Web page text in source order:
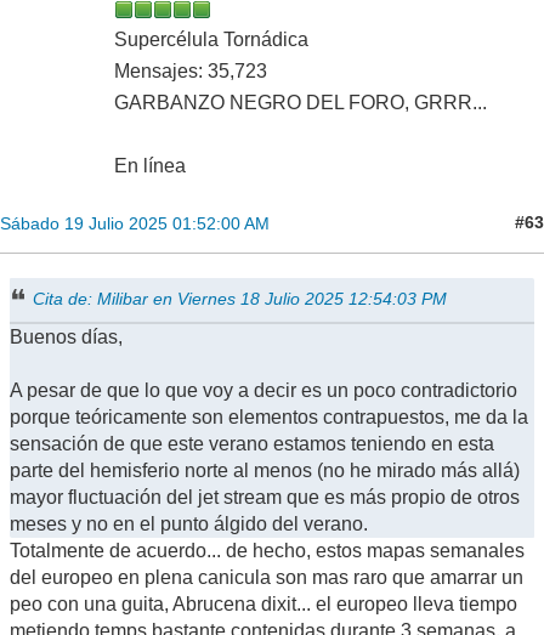
Supercélula Tornádica
Mensajes: 35,723
GARBANZO NEGRO DEL FORO, GRRR...
En línea
Sábado 19 Julio 2025 01:52:00 AM #63
Cita de: Milibar en Viernes 18 Julio 2025 12:54:03 PM
Buenos días,
A pesar de que lo que voy a decir es un poco contradictorio
porque teóricamente son elementos contrapuestos, me da la
sensación de que este verano estamos teniendo en esta
parte del hemisferio norte al menos (no he mirado más allá)
mayor fluctuación del jet stream que es más propio de otros
meses y no en el punto álgido del verano.
Totalmente de acuerdo... de hecho, estos mapas semanales
del europeo en plena canicula son mas raro que amarrar un
peo con una guita, Abrucena dixit... el europeo lleva tiempo
metiendo temps bastante contenidas durante 3 semanas, a